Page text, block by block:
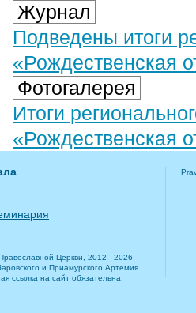
Журнал
Подведены итоги
«Рождественская
Фотогалерея
Итоги
«Рождественская
Церкви, 2012 - 2026
и Приамурского Артемия.
ссылка на сайт обязательна.